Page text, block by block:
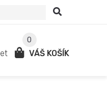
0
VÁŠ KOŠÍK